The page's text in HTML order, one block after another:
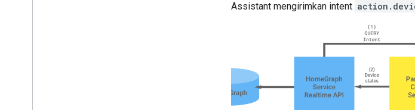
Assistant mengirimkan intent